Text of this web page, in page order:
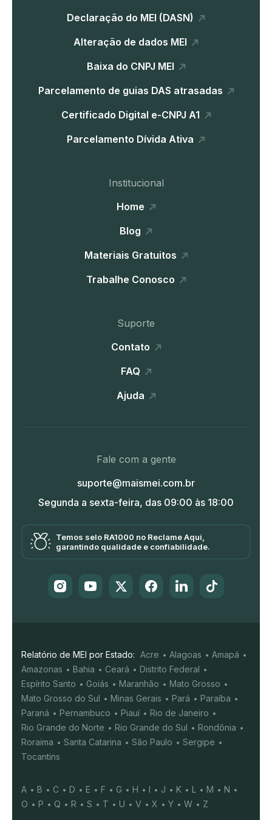
Declaração do MEI (DASN)
Alteração de dados MEI
Baixa do CNPJ MEI
Parcelamento de guias DAS atrasadas
Certificado Digital e-CNPJ A1
Parcelamento Dívida Ativa
Institucional
Home
Blog
Materiais Gratuitos
Trabalhe Conosco
Suporte
Contato
FAQ
Ajuda
Fale com a gente
suporte@maismei.com.br
Segunda a sexta-feira, das 09:00 às 18:00
Temos selo RA1000 no Reclame Aqui,
garantindo qualidade e confiabilidade.
Relatório de MEI por Estado: Acre Alagoas
Amapá
Amazonas
Bahia Ceará
Distrito Federal
Espírito Santo
Goiás Maranhão
Mato Grosso
Mato Grosso do Sul
Minas Gerais Pará
Paraíba
Paraná
Pernambuco Piauí
Rio de Janeiro
Rio Grande do Norte
Rio Grande do Sul
Rondônia
Roraima
Santa Catarina São Paulo
Sergipe
Tocantins
A B C D E F G H I J K L M
N
O
P Q R S T U V X Y W Z